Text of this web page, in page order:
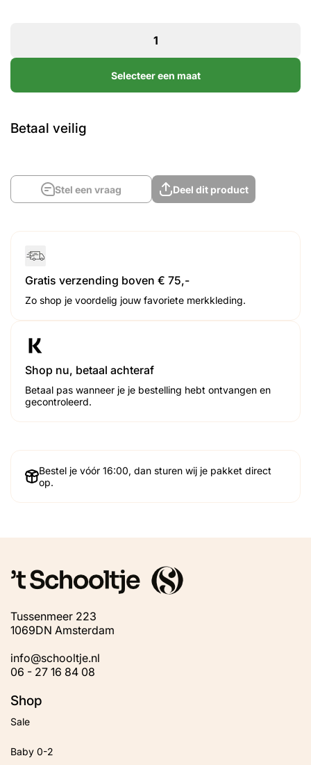
Selecteer een maat
Betaal veilig
Stel een vraag Deel dit product
Gratis verzending boven € 75,-
Zo shop je voordelig jouw favoriete merkkleding.
Shop nu, betaal achteraf
Betaal pas wanneer je je bestelling hebt ontvangen en
gecontroleerd.
Bestel je vóór 16:00, dan sturen wij je pakket direct
op.
Tussenmeer 223
1069DN Amsterdam
info@schooltje.nl
06 - 27 16 84 08
Shop
Sale
Baby 0-2